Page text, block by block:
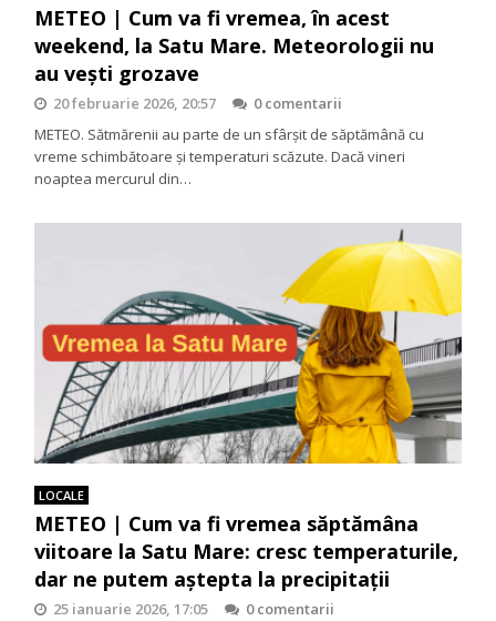
METEO | Cum va fi vremea, în acest
weekend, la Satu Mare. Meteorologii nu
au vești grozave
20 februarie 2026, 20:57
0 comentarii
METEO. Sătmărenii au parte de un sfârșit de săptămână cu
vreme schimbătoare și temperaturi scăzute. Dacă vineri
noaptea mercurul din…
LOCALE
METEO | Cum va fi vremea săptămâna
viitoare la Satu Mare: cresc temperaturile,
dar ne putem aștepta la precipitații
25 ianuarie 2026, 17:05
0 comentarii